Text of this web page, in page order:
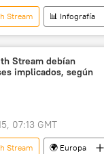
Stream
📊 Infografía
Bulgaria
Serbia
South Stream
Stream debían
implicados, según
07:13 GMT
Stream
🌍 Europa